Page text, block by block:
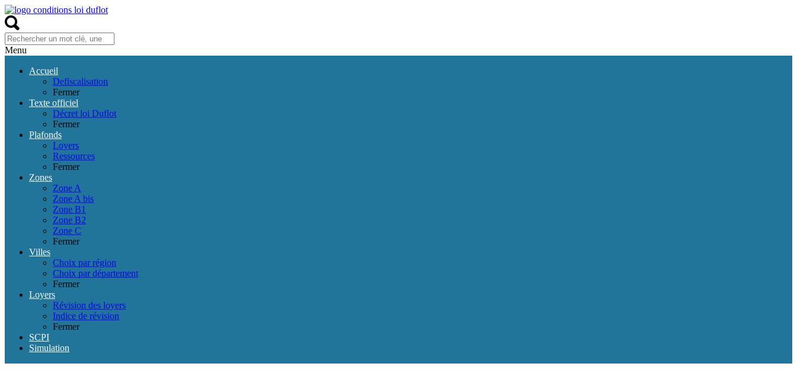
Menu
Accueil
Defiscalisation
Fermer
Texte officiel
Décret loi Duflot
Fermer
Plafonds
Loyers
Ressources
Fermer
Zones
Zone A
Zone A bis
Zone B1
Zone B2
Zone C
Fermer
Villes
Choix par région
Choix par département
Fermer
Loyers
Révision des loyers
Indice de révision
Fermer
SCPI
Simulation